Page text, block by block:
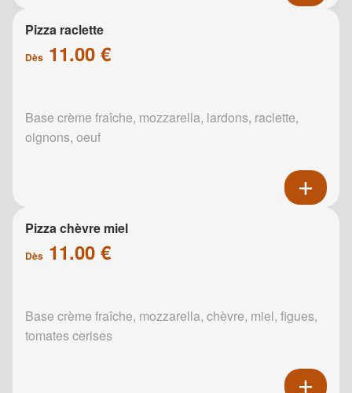
Pizza raclette
Dès 11.00 €
Base crème fraîche, mozzarella, lardons, raclette,
oignons, oeuf
Pizza chèvre miel
Dès 11.00 €
Base crème fraîche, mozzarella, chèvre, miel, figues,
tomates cerises